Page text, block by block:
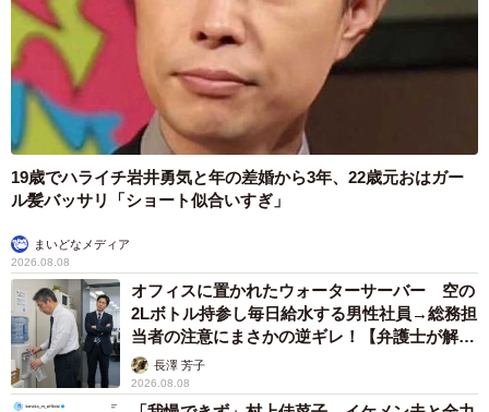
19歳でハライチ岩井勇気と年の差婚から3年、22歳元おはガー
ル髪バッサリ「ショート似合いすぎ」
まいどなメディア
2026.08.08
オフィスに置かれたウォーターサーバー 空の
2Lボトル持参し毎日給水する男性社員→総務担
当者の注意にまさかの逆ギレ！【弁護士が解
説】長澤 芳子
2026.08.08